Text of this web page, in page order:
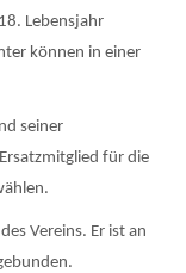
Lebensjahr
können in einer
seiner
für die
Vereins. Er ist an